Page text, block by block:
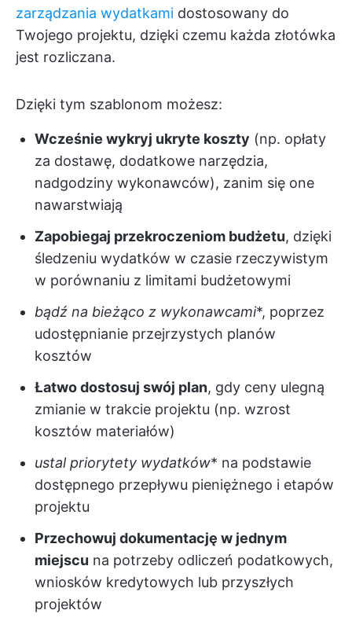
zarządzania wydatkami dostosowany do
Twojego projektu, dzięki czemu każda złotówka
jest rozliczana.
Dzięki tym szablonom możesz:
Wcześnie wykryj ukryte koszty (np. opłaty
za dostawę, dodatkowe narzędzia,
nadgodziny wykonawców), zanim się one
nawarstwiają
Zapobiegaj przekroczeniom budżetu, dzięki
śledzeniu wydatków w czasie rzeczywistym
w porównaniu z limitami budżetowymi
bądź na bieżąco z wykonawcami*, poprzez
udostępnianie przejrzystych planów
kosztów
Łatwo dostosuj swój plan, gdy ceny ulegną
zmianie w trakcie projektu (np. wzrost
kosztów materiałów)
ustal priorytety wydatków* na podstawie
dostępnego przepływu pieniężnego i etapów
projektu
Przechowuj dokumentację w jednym
miejscu na potrzeby odliczeń podatkowych,
wniosków kredytowych lub przyszłych
projektów